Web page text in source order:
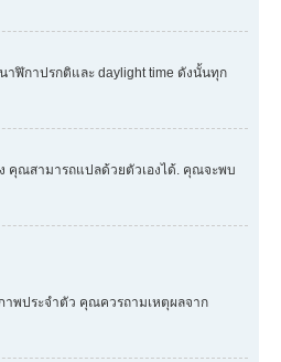
าฬิกาปรกติและ daylight time ดังนั้นทุก
คุณสามารถแปลด้วยตัวเองได้. คุณจะพบ
าพประจำตัว คุณควรถามเหตุผลจาก